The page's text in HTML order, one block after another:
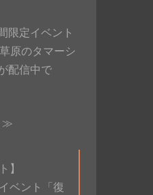
限定イベント
原のタマーシ
配信中で
≫
】
ベント「復